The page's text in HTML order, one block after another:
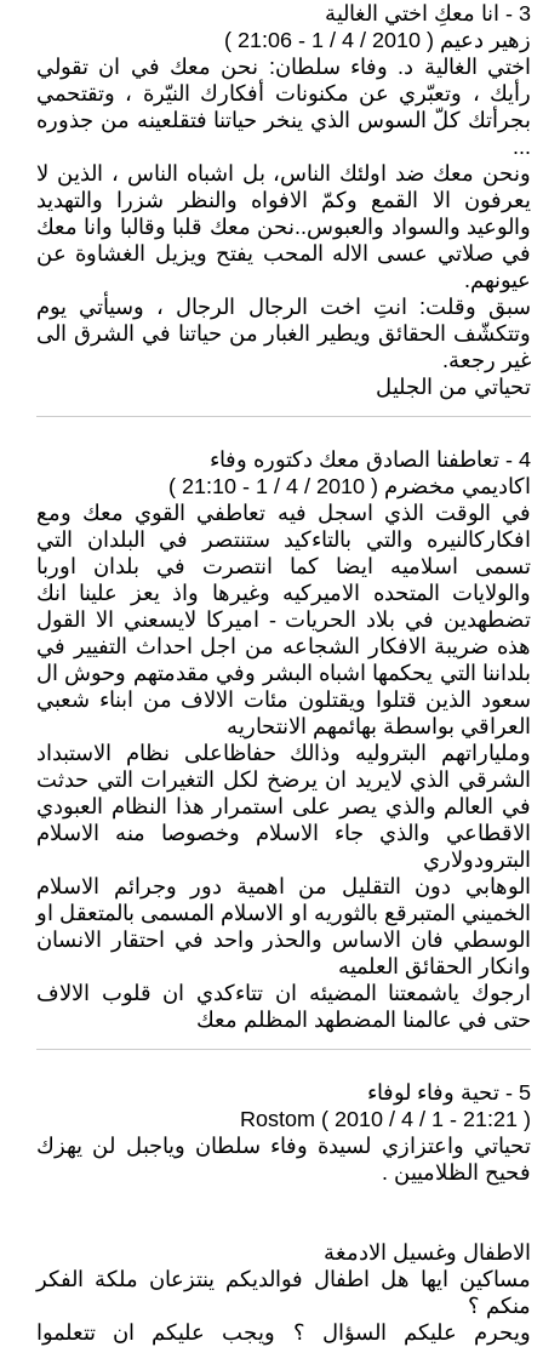
3 - انا معكِ اختي الغالية
زهير دعيم ( 2010 / 4 / 1 - 21:06 )
اختي الغالية د. وفاء سلطان: نحن معك في ان تقولي
رأيك ، وتعبّري عن مكنونات أفكارك النيّرة ، وتقتحمي
بجرأتك كلّ السوس الذي ينخر حياتنا فتقلعينه من جذوره
...
ونحن معك ضد اولئك الناس، بل اشباه الناس ، الذين لا
يعرفون الا القمع وكمّ الافواه والنظر شزرا والتهديد
والوعيد والسواد والعبوس..نحن معك قلبا وقالبا وانا معك
في صلاتي عسى الاله المحب يفتح ويزيل الغشاوة عن
عيونهم.
سبق وقلت: انتِ اخت الرجال الرجال ، وسيأتي يوم
وتتكشّف الحقائق ويطير الغبار من حياتنا في الشرق الى
غير رجعة.
تحياتي من الجليل
4 - تعاطفنا الصادق معك دكتوره وفاء
اكاديمي مخضرم ( 2010 / 4 / 1 - 21:10 )
في الوقت الذي اسجل فيه تعاطفي القوي معك ومع
افكاركالنيره والتي بالتاءكيد ستنتصر في البلدان التي
تسمى اسلاميه ايضا كما انتصرت في بلدان اوربا
والولايات المتحده الاميركيه وغيرها واذ يعز علينا انك
تضطهدين في بلاد الحريات - اميركا لايسعني الا القول
هذه ضريبة الافكار الشجاعه من اجل احداث التفيير في
بلداننا التي يحكمها اشباه البشر وفي مقدمتهم وحوش ال
سعود الذين قتلوا ويقتلون مئات الالاف من ابناء شعبي
العراقي بواسطة بهائمهم الانتحاريه
وملياراتهم البتروليه وذالك حفاظاعلى نظام الاستبداد
الشرقي الذي لايريد ان يرضخ لكل التغيرات التي حدثت
في العالم والذي يصر على استمرار هذا النظام العبودي
الاقطاعي والذي جاء الاسلام وخصوصا منه الاسلام
البترودولاري
الوهابي دون التقليل من اهمية دور وجرائم الاسلام
الخميني المتبرقع بالثوريه او الاسلام المسمى بالمتعقل او
الوسطي فان الاساس والحذر واحد في احتقار الانسان
وانكار الحقائق العلميه
ارجوك ياشمعتنا المضيئه ان تتاءكدي ان قلوب الالاف
حتى في عالمنا المضطهد المظلم معك
5 - تحية وفاء لوفاء
Rostom ( 2010 / 4 / 1 - 21:21 )
تحياتي واعتزازي لسيدة وفاء سلطان وياجبل لن يهزك
فحيح الظلاميين .
الاطفال وغسيل الادمغة
مساكين ايها هل اطفال فوالديكم ينتزعان ملكة الفكر
منكم ؟
ويحرم عليكم السؤال ؟ ويجب عليكم ان تتعلموا